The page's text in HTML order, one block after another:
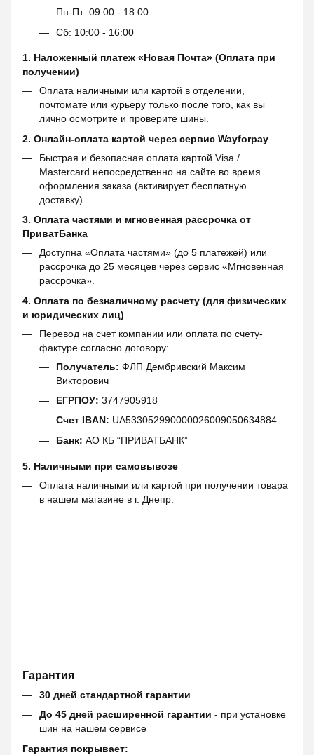
Пн-Пт: 09:00 - 18:00
Сб: 10:00 - 16:00
1. Наложенный платеж «Новая Почта» (Оплата при
получении)
Оплата наличными или картой в отделении,
почтомате или курьеру только после того, как вы
лично осмотрите и проверите шины.
2. Онлайн-оплата картой через сервис Wayforpay
Быстрая и безопасная оплата картой Visa /
Mastercard непосредственно на сайте во время
оформления заказа (активирует бесплатную
доставку).
3. Оплата частями и мгновенная рассрочка от
ПриватБанка
Доступна «Оплата частями» (до 5 платежей) или
рассрочка до 25 месяцев через сервис «Мгновенная
рассрочка».
4. Оплата по безналичному расчету (для физических
и юридических лиц)
Перевод на счет компании или оплата по счету-
фактуре согласно договору:
Получатель: ФЛП Дембривский Максим
Викторович
ЕГРПОУ: 3747905918
Счет IBAN: UA533052990000026009050634884
Банк: АО КБ “ПРИВАТБАНК”
5. Наличными при самовывозе
Оплата наличными или картой при получении товара
в нашем магазине в г. Днепр.
Гарантия
30 дней стандартной гарантии
До 45 дней расширенной гарантии - при установке
шин на нашем сервисе
Гарантия покрывает: